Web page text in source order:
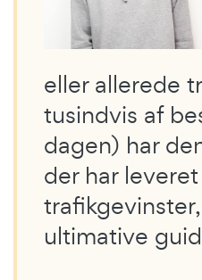
eller allerede
tusindvis af
dagen) har
der har
ultimative